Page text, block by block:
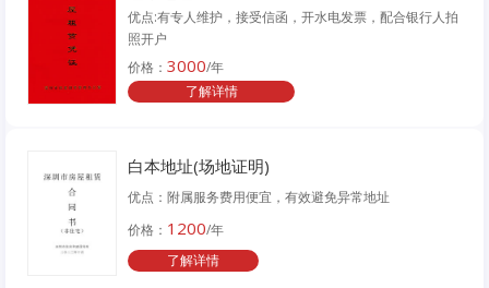
优点:有专人维护，接受信函，开水电发票，配合银行人拍
照开户
价格： 3000/年
了解详情
白本地址(场地证明)
优点：附属服务费用便宜，有效避免异常地址
价格： 1200/年
了解详情